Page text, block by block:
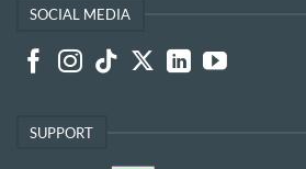
SOCIAL MEDIA
SUPPORT